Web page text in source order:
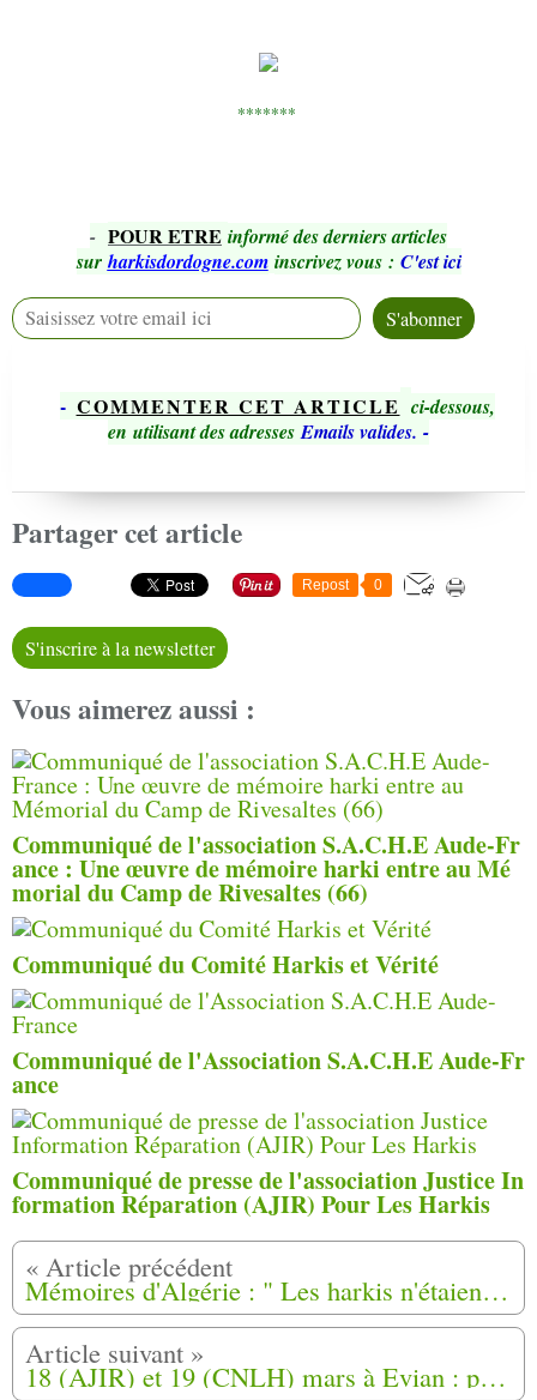
*******
- POUR ETRE informé des derniers articles
sur harkisdordogne.com inscrivez vous : C'est ici
- COMMENTER CET ARTICLE ci-dessous,
en utilisant des adressesEmails valides. -
Partager cet article
Repost 0
S'inscrire à la newsletter
Vous aimerez aussi :
Communiqué de l'association S.A.C.H.E Aude-Fr
ance : Une œuvre de mémoire harki entre au Mé
morial du Camp de Rivesaltes (66)
Communiqué du Comité Harkis et Vérité
Communiqué de l'Association S.A.C.H.E Aude-Fr
ance
Communiqué de presse de l'association Justice In
formation Réparation (AJIR) Pour Les Harkis
Mémoires d'Algérie : " Les harkis n'étaient ni des collaborateurs, ni des traîtres"
18 (AJIR) et 19 (CNLH) mars à Evian : pas de polémique inutile.